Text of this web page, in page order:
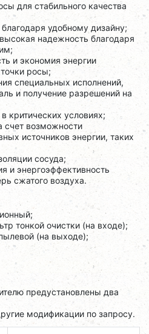
для стабильного качества
удобному дизайну;
надежность благодаря
и экономия энергии
росы;
специальных исполнений,
и получение разрешений на
критических условиях;
счет возможности
источников энергии, таких
сосуда;
и энергоэффективность
сжатого воздуха.
тонкой очистки (на входе);
(на выходе);
предустановлены два
модификации по запросу.